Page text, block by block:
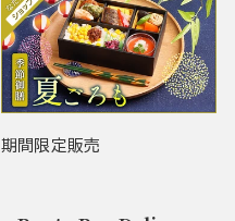
期間限定販売